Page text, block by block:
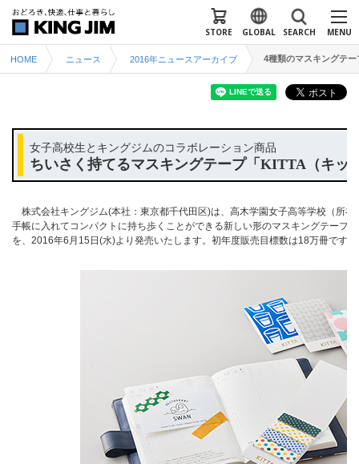
MENU
SEARCH
GLOBAL
STORE
HOME ニュース 2016年ニュースアーカイブ 4種類のマスキングテ
女子高校生とキングジムのコラボレーション商品
ちいさく持てるマスキングテープ「KITTA（キッ
株式会社キングジム(本社：東京都千代田区)は、高木学園女子高等学校（所
手帳に入れてコンパクトに持ち歩くことができる新しい形のマスキングテープ
を、2016年6月15日(水)より発売いたします。初年度販売目標数は18万冊です。